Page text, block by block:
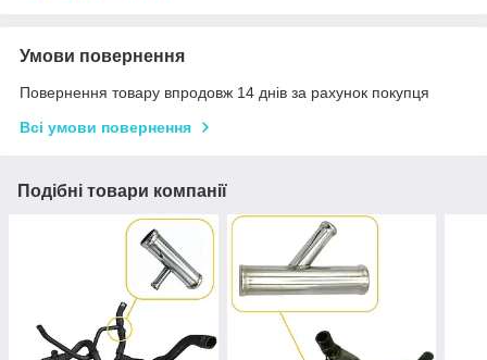
Умови повернення
Повернення товару впродовж 14 днів за рахунок покупця
Всі умови повернення
Подібні товари компанії